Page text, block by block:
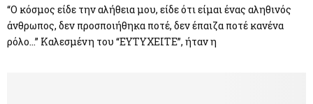
“Ο κόσμος είδε την αλήθεια μου, είδε ότι είμαι ένας αληθινός
άνθρωπος, δεν προσποιήθηκα ποτέ, δεν έπαιζα ποτέ κανένα
ρόλο…” Καλεσμένη του “ΕΥΤΥΧΕΙΤΕ”, ήταν η